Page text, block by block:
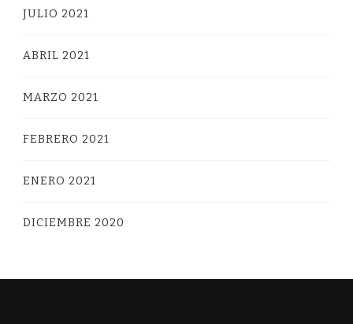
JULIO 2021
ABRIL 2021
MARZO 2021
FEBRERO 2021
ENERO 2021
DICIEMBRE 2020